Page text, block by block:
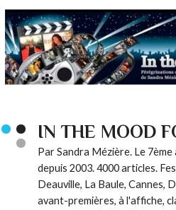
IN THE MOOD
Par Sandra Mézière. Le
depuis 2003. 4000 articles.
Deauville, La Baule, Cannes,
avant-premières, à l'affiche,